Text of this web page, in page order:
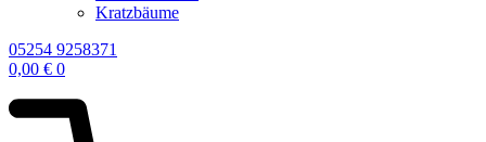
Kratzbäume
05254 9258371
0,00 € 0